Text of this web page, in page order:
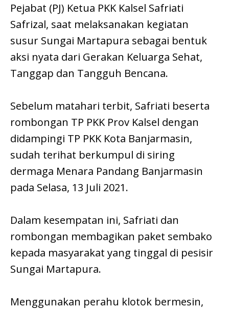
Pejabat (PJ) Ketua PKK Kalsel Safriati
Safrizal, saat melaksanakan kegiatan
susur Sungai Martapura sebagai bentuk
aksi nyata dari Gerakan Keluarga Sehat,
Tanggap dan Tangguh Bencana.
Sebelum matahari terbit, Safriati beserta
rombongan TP PKK Prov Kalsel dengan
didampingi TP PKK Kota Banjarmasin,
sudah terihat berkumpul di siring
dermaga Menara Pandang Banjarmasin
pada Selasa, 13 Juli 2021.
Dalam kesempatan ini, Safriati dan
rombongan membagikan paket sembako
kepada masyarakat yang tinggal di pesisir
Sungai Martapura.
Menggunakan perahu klotok bermesin,